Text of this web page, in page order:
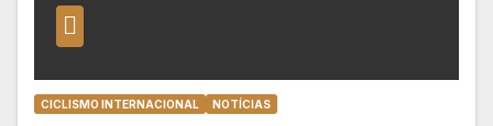
CICLISMO INTERNACIONAL NOTÍCIAS